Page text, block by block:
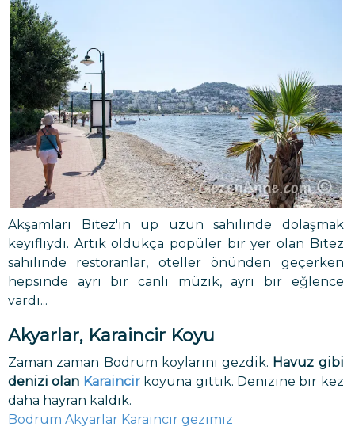
Akşamları Bitez'in up uzun sahilinde dolaşmak
keyifliydi. Artık oldukça popüler bir yer olan Bitez
sahilinde restoranlar, oteller önünden geçerken
hepsinde ayrı bir canlı müzik, ayrı bir eğlence
vardı...
Akyarlar, Karaincir Koyu
Zaman zaman Bodrum koylarını gezdik. Havuz gibi
denizi olan Karaincirkoyuna gittik. Denizine bir kez
daha hayran kaldık.
Bodrum Akyarlar Karaincir gezimiz